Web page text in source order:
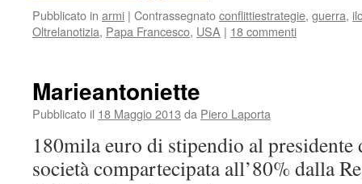
Pubblicato in armi | Contrassegnatoconflittiestrategie, guerra,
Oltrelanotizia, Papa Francesco, USA | 18 commenti
Marieantoniette
Pubblicato il 18 Maggio 2013 da Piero Laporta
180mila euro di stipendio al
società compartecipata all’80% dalla